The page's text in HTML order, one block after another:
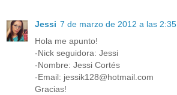
Jessi 7 de marzo de 2012 a las 2:35
Hola me apunto!
-Nick seguidora: Jessi
-Nombre: Jessi Cortés
-Email: jessik128@hotmail.com
Gracias!